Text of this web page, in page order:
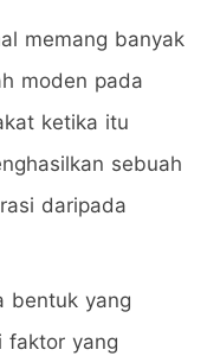
memang banyak
moden pada
ketika itu
sebuah
daripada
bentuk yang
faktor yang